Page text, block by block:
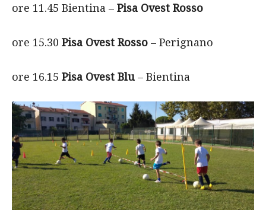
ore 11.45 Bientina – Pisa Ovest Rosso
ore 15.30 Pisa Ovest Rosso – Perignano
ore 16.15 Pisa Ovest Blu – Bientina